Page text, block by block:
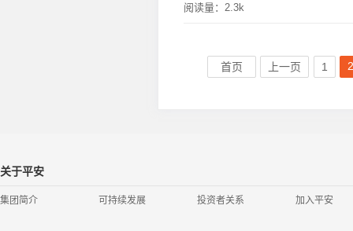
阅读量： 2.3k
首页 上一页 1 2
关于平安
集团简介 可持续发展 投资者关系 加入平安